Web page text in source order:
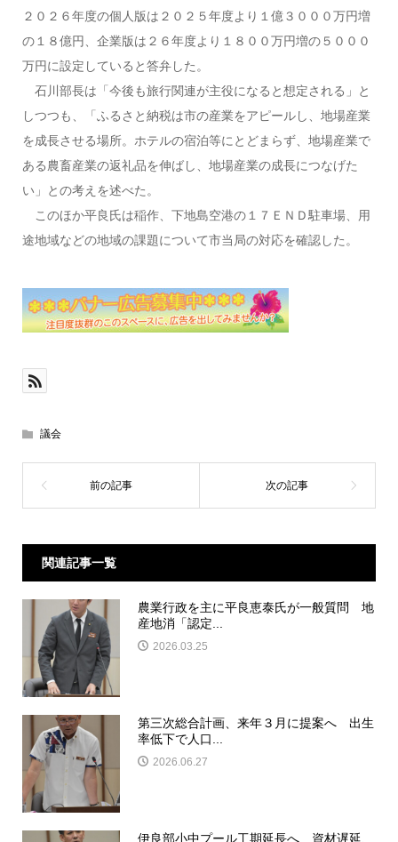
２０２６年度の個人版は２０２５年度より１億３０００万円増
の１８億円、企業版は２６年度より１８００万円増の５０００
万円に設定していると答弁した。
石川部長は「今後も旅行関連が主役になると想定される」と
しつつも、「ふるさと納税は市の産業をアピールし、地場産業
を成長させる場所。ホテルの宿泊等にとどまらず、地場産業で
ある農畜産業の返礼品を伸ばし、地場産業の成長につなげた
い」との考えを述べた。
このほか平良氏は稲作、下地島空港の１７ＥＮＤ駐車場、用
途地域などの地域の課題について市当局の対応を確認した。
議会
関連記事一覧
農業行政を主に平良恵泰氏が一般質問 地
産地消「認定...
2026.03.25
第三次総合計画、来年３月に提案へ 出生
率低下で人口...
2026.06.27
伊良部小中プール工期延長へ 資材遅延、